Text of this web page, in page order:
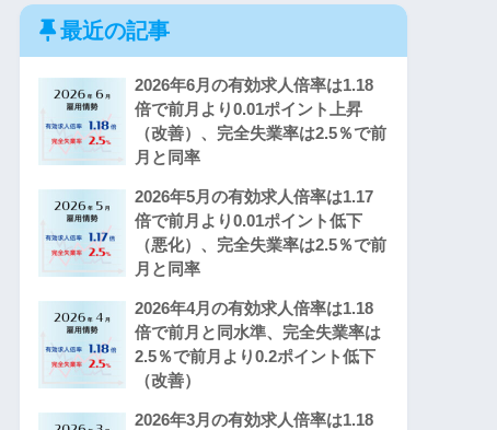
最近の記事
2026年6月の有効求人倍率は1.18
倍で前月より0.01ポイント上昇
（改善）、完全失業率は2.5％で前
月と同率
2026年5月の有効求人倍率は1.17
倍で前月より0.01ポイント低下
（悪化）、完全失業率は2.5％で前
月と同率
2026年4月の有効求人倍率は1.18
倍で前月と同水準、完全失業率は
2.5％で前月より0.2ポイント低下
（改善）
2026年3月の有効求人倍率は1.18